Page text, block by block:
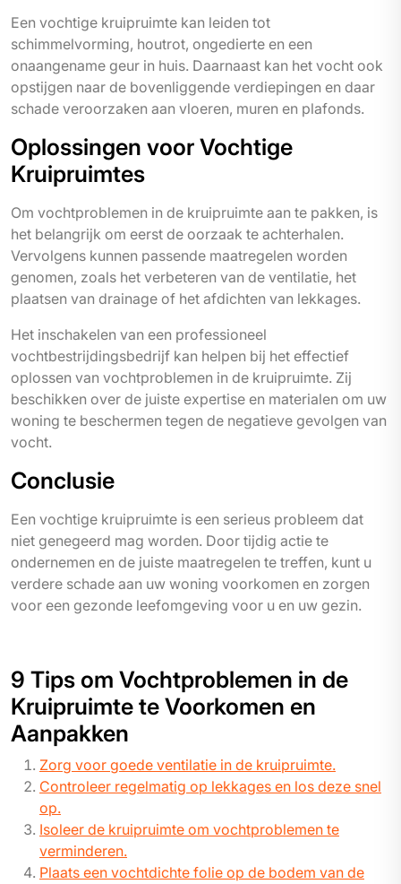
Een vochtige kruipruimte kan leiden tot
schimmelvorming, houtrot, ongedierte en een
onaangename geur in huis. Daarnaast kan het vocht ook
opstijgen naar de bovenliggende verdiepingen en daar
schade veroorzaken aan vloeren, muren en plafonds.
Oplossingen voor Vochtige
Kruipruimtes
Om vochtproblemen in de kruipruimte aan te pakken, is
het belangrijk om eerst de oorzaak te achterhalen.
Vervolgens kunnen passende maatregelen worden
genomen, zoals het verbeteren van de ventilatie, het
plaatsen van drainage of het afdichten van lekkages.
Het inschakelen van een professioneel
vochtbestrijdingsbedrijf kan helpen bij het effectief
oplossen van vochtproblemen in de kruipruimte. Zij
beschikken over de juiste expertise en materialen om uw
woning te beschermen tegen de negatieve gevolgen van
vocht.
Conclusie
Een vochtige kruipruimte is een serieus probleem dat
niet genegeerd mag worden. Door tijdig actie te
ondernemen en de juiste maatregelen te treffen, kunt u
verdere schade aan uw woning voorkomen en zorgen
voor een gezonde leefomgeving voor u en uw gezin.
9 Tips om Vochtproblemen in de
Kruipruimte te Voorkomen en
Aanpakken
Zorg voor goede ventilatie in de kruipruimte.
Controleer regelmatig op lekkages en los deze snel
op.
Isoleer de kruipruimte om vochtproblemen te
verminderen.
Plaats een vochtdichte folie op de bodem van de